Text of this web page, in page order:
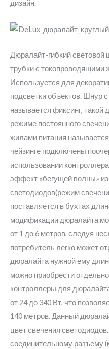
дизайн.
Дюралайт-гибкий
трубки с токопроводящими
Используется для
подсветки объектов. Шнур
называется фиксинг, такой
режиме постоянного
жилами питания
чейзинге подключены
использовании
эффект «бегущей волны»
светодиодов(режим
поставляется в бухтах
модификации дюралайта
от 1 до 6 метров, следуя
потребитель легко может
дюралайта нужной ему
можно приобрести
контроллеры для
от 24 до 340 Вт, что
140 метров. Данный
цвет свечения
соединительному разъему